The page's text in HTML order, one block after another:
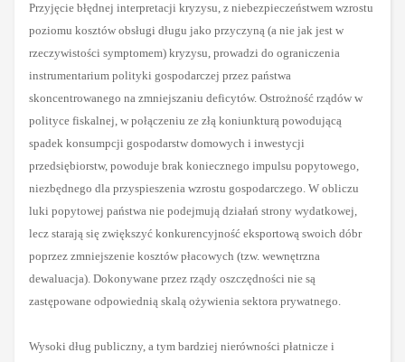
Przyjęcie błędnej interpretacji kryzysu, z niebezpieczeństwem wzrostu
poziomu kosztów obsługi długu jako przyczyną (a nie jak jest w
rzeczywistości symptomem) kryzysu, prowadzi do ograniczenia
instrumentarium polityki gospodarczej przez państwa
skoncentrowanego na zmniejszaniu deficytów. Ostrożność rządów w
polityce fiskalnej, w połączeniu ze złą koniunkturą powodującą
spadek konsumpcji gospodarstw domowych i inwestycji
przedsiębiorstw, powoduje brak koniecznego impulsu popytowego,
niezbędnego dla przyspieszenia wzrostu gospodarczego. W obliczu
luki popytowej państwa nie podejmują działań strony wydatkowej,
lecz starają się zwiększyć konkurencyjność eksportową swoich dóbr
poprzez zmniejszenie kosztów płacowych (tzw. wewnętrzna
dewaluacja). Dokonywane przez rządy oszczędności nie są
zastępowane odpowiednią skalą ożywienia sektora prywatnego.
Wysoki dług publiczny, a tym bardziej nierówności płatnicze i